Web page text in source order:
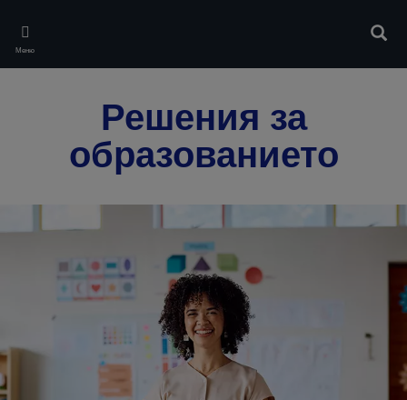
main
content
Меню
Решения за
образованието